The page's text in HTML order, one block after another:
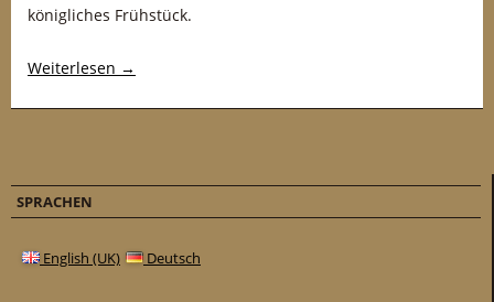
königliches Frühstück.
Weiterlesen →
SPRACHEN
English (UK) Deutsch